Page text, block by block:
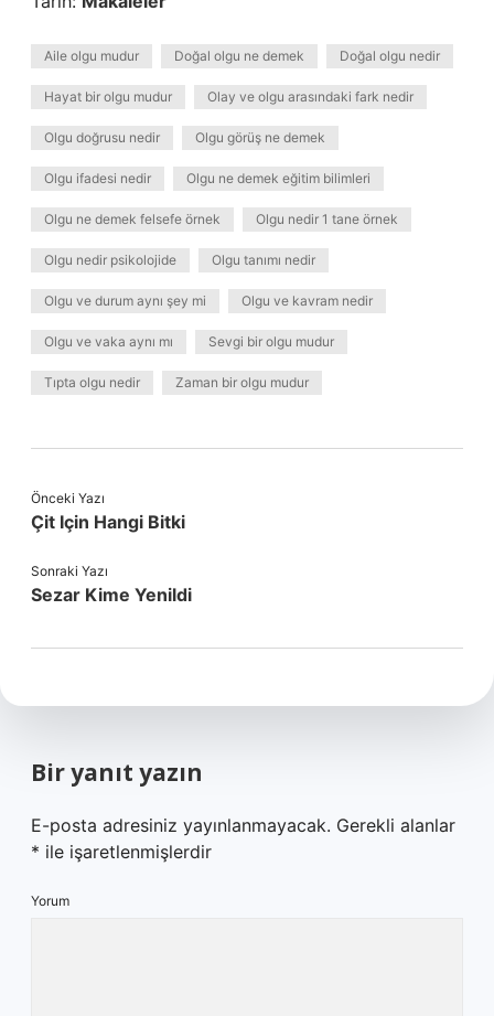
Aile olgu mudur Doğal olgu ne demek Doğal olgu nedir
Hayat bir olgu mudur Olay ve olgu arasındaki fark nedir
Olgu doğrusu nedir Olgu görüş ne demek
Olgu ifadesi nedir Olgu ne demek eğitim bilimleri
Olgu ne demek felsefe örnek Olgu nedir 1 tane örnek
Olgu nedir psikolojide Olgu tanımı nedir
Olgu ve durum aynı şey mi Olgu ve kavram nedir
Olgu ve vaka aynı mı Sevgi bir olgu mudur
Tıpta olgu nedir Zaman bir olgu mudur
Önceki Yazı
Çit Için Hangi Bitki
Sonraki Yazı
Sezar Kime Yenildi
Bir yanıt yazın
E-posta adresiniz yayınlanmayacak. Gerekli alanlar
* ile işaretlenmişlerdir
Yorum